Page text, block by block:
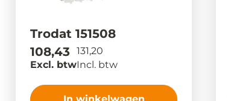
Trodat 151508
108,43
Excl. btw
131,20
Incl. btw
In winkelwagen